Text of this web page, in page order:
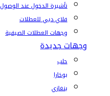
تأشيرة الدخول عند الوصول
فلاي دبي للعطلات
وجهات العطلات الصيفية
وجهات جديدة
حلب
بوخارا
بنغازي